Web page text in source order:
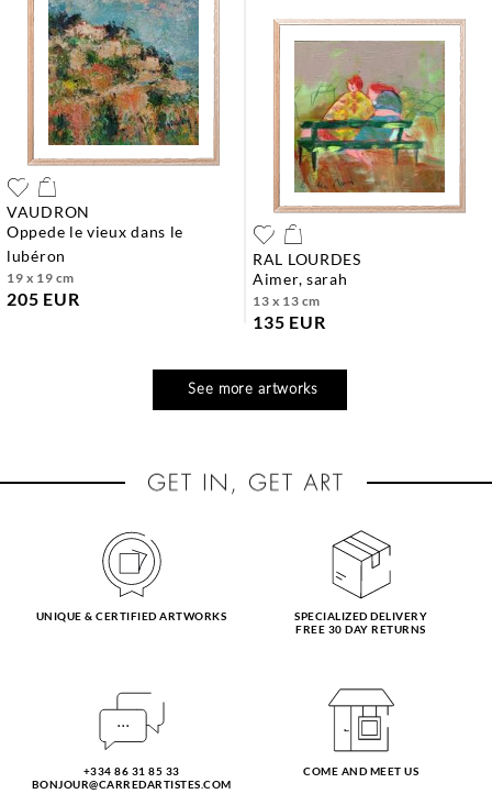
VAUDRON
oppede le vieux dans le
lubéron
19 x 19 cm
205 EUR
RAL LOURDES
aimer, sarah
13 x 13 cm
135 EUR
See more artworks
UNIQUE & CERTIFIED ARTWORKS
SPECIALIZED DELIVERY
FREE 30 DAY RETURNS
+334 86 31 85 33
BONJOUR@CARREDARTISTES.COM
COME AND MEET US